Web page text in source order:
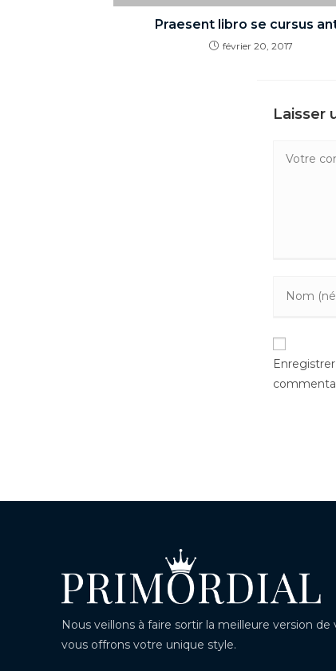
Praesent libro se cursus
février 20, 2017
Laisser
Nous veillons à faire sortir la meilleure version
vous offrons votre unique style.